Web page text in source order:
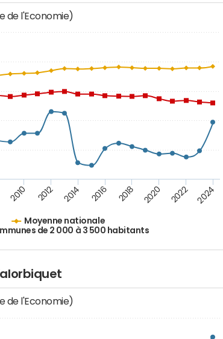
de l'Economie)
Moyenne nationale
de 2 000 à 3 500 habitants
2010 2012 2014 2016 2018 2020 2022 2024
de l'Economie)